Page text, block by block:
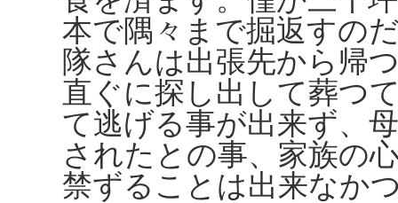
本で隅々まで掘返すの
隊さんは出張先から帰
直ぐに探し出して葬つ
て逃げる事が出来ず、
されたとの事、家族の
禁ずることは出来なか